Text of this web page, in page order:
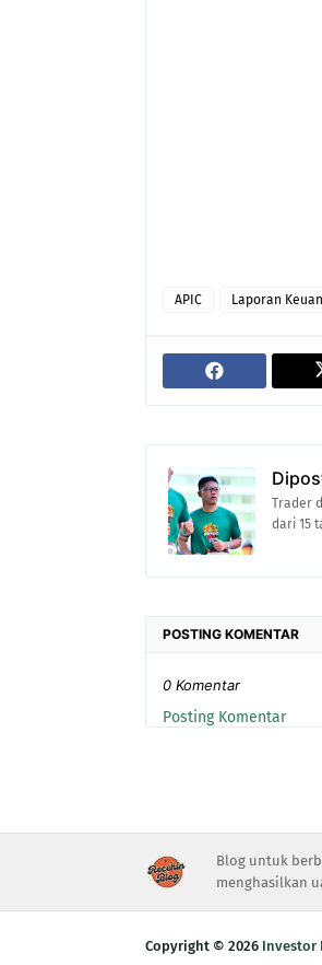
APIC Laporan
Trader
dari 15
POSTING KOMENTAR
0 Komentar
Posting Komentar
Blog untuk
menghasilkan
Copyright © 2026 Investor